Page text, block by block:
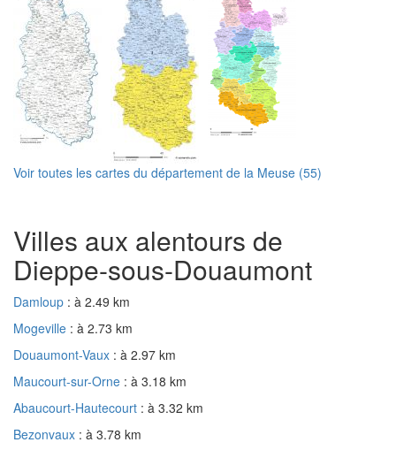
Voir toutes les cartes du département de la Meuse (55)
Villes aux alentours de
Dieppe-sous-Douaumont
Damloup : à 2.49 km
Mogeville : à 2.73 km
Douaumont-Vaux : à 2.97 km
Maucourt-sur-Orne : à 3.18 km
Abaucourt-Hautecourt : à 3.32 km
Bezonvaux : à 3.78 km